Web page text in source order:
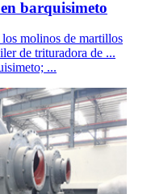
barquisimeto
molinos de martillos
de trituradora de ...
...